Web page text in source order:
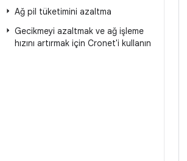
Ağ pil tüketimini azaltma
Gecikmeyi azaltmak ve ağ işleme
hızını artırmak için Cronet'i kullanın